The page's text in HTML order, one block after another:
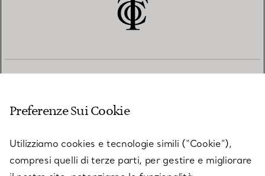
Preferenze Sui Cookie
Utilizziamo cookies e tecnologie simili (“Cookie”),
compresi quelli di terze parti, per gestire e migliorare